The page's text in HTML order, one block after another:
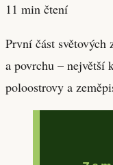
11 min čtení
První část světových
a povrchu – největší
poloostrovy a